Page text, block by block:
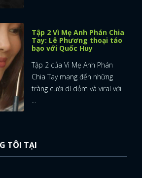
Tập 2 Vì Mẹ Anh Phán Chia
Tay: Lê Phương thoại táo
bạo với Quốc Huy
Tập 2 của Vì Mẹ Anh Phán
Chia Tay mang đến những
tràng cười dí dỏm và viral với
...
TÔI TẠI